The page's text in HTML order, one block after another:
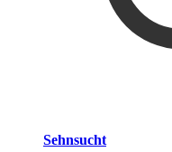
Sehnsucht